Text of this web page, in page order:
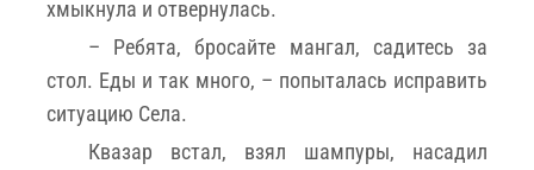
хмыкнула и отвернулась.
– Ребята, бросайте мангал, садитесь за
стол. Еды и так много, – попыталась исправить
ситуацию Села.
Квазар встал, взял шампуры, насадил